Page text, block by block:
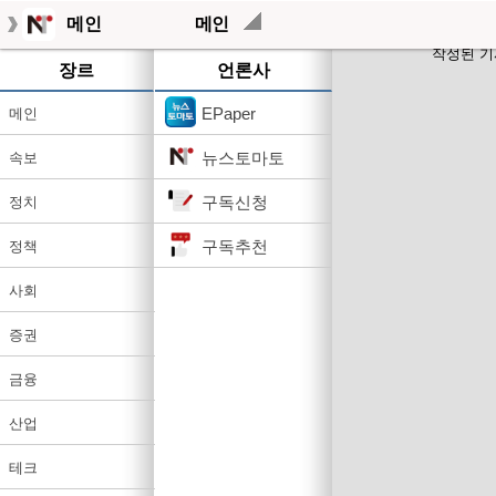
메인 메인
장르
메인
속보
정치
정책
사회
증권
금융
산업
테크
언론사
EPaper
뉴스토마토
구독신청
구독추천
작성된